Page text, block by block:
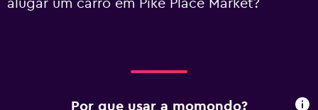
alugar um carro em Pike Place Market?
Por que usar a momondo?